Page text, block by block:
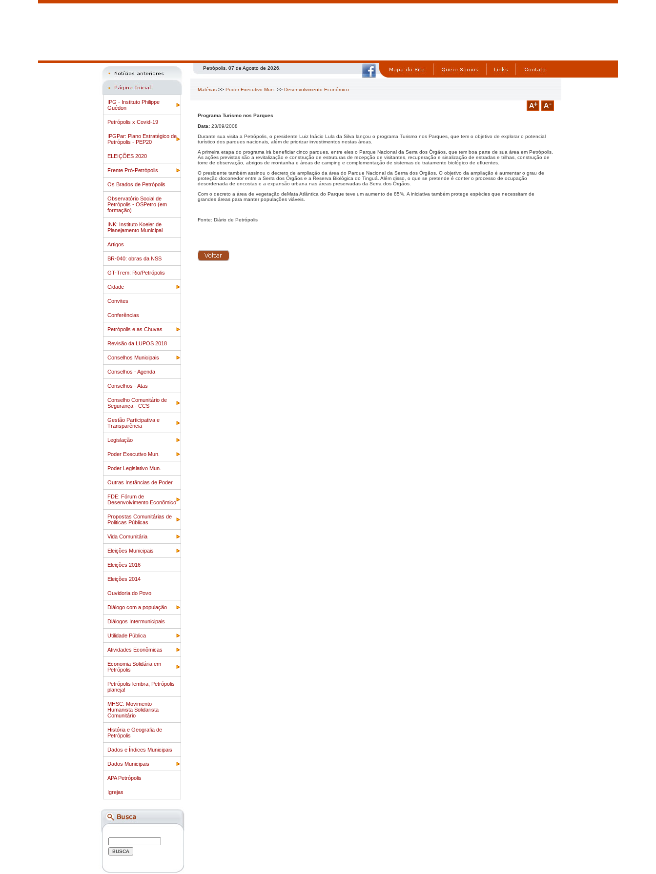
IPG - Instituto Philippe
Guédon
Petrópolis x Covid-19
IPGPar: Plano Estratégico de
Petrópolis - PEP20
ELEIÇÕES 2020
Frente Pró-Petrópolis
Os Brados de Petrópolis
Observatório Social de
Petrópolis - OSPetro (em
formação)
INK: Instituto Koeler de
Planejamento Municipal
Artigos
BR-040: obras da NSS
GT-Trem: Rio/Petrópolis
Cidade
Convites
Conferências
Petrópolis e as Chuvas
Revisão da LUPOS 2018
Conselhos Municipais
Conselhos - Agenda
Conselhos - Atas
Conselho Comunitário de
Segurança - CCS
Gestão Participativa e
Transparência
Legislação
Poder Executivo Mun.
Poder Legislativo Mun.
Outras Instâncias de Poder
FDE: Fórum de
Desenvolvimento Econômico
Propostas Comunitárias de
Politicas Públicas
Vida Comunitária
Eleições Municipais
Eleições 2016
Eleições 2014
Ouvidoria do Povo
Diálogo com a população
Diálogos Intermunicipais
Utilidade Pública
Atividades Econômicas
Economia Solidária em
Petrópolis
Petrópolis lembra, Petrópolis
planeja!
MHSC: Movimento
Humanista Solidarista
Comunitário
História e Geografia de
Petrópolis
Dados e Índices Municipais
Dados Municipais
APA Petrópolis
Igrejas
Petrópolis, 07 de Agosto de 2026.
Matérias >> Poder Executivo Mun. >> Desenvolvimento Econômico
Programa Turismo nos Parques
Data: 23/09/2008
Durante sua visita a Petrópolis, o presidente Luiz Inácio Lula da Silva lançou o programa Turismo nos Parques, que tem o objetivo de explorar o potencial
turístico dos parques nacionais, além de priorizar investimentos nestas áreas.
A primeira etapa do programa irá beneficiar cinco parques, entre eles o Parque Nacional da Serra dos Órgãos, que tem boa parte de sua área em Petrópolis.
As ações previstas são a revitalização e construção de estruturas de recepção de visitantes, recuperação e sinalização de estradas e trilhas, construção de
torre de observação, abrigos de montanha e áreas de camping e complementação de sistemas de tratamento biológico de efluentes.
O presidente também assinou o decreto de ampliação da área do Parque Nacional da Serrra dos Órgãos. O objetivo da ampliação é aumentar o grau de
proteção docorredor entre a Serra dos Órgãos e a Reserva Biológica do Tinguá. Além disso, o que se pretende é conter o processo de ocupação
desordenada de encostas e a expansão urbana nas áreas preservadas da Serra dos Órgãos.
Com o decreto a área de vegetação deMata Atlântica do Parque teve um aumento de 85%. A iniciativa também protege espécies que necessitam de
grandes áreas para manter populações viáveis.
Fonte: Diário de Petrópolis